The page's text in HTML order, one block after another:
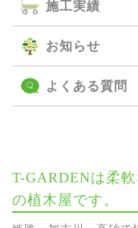
施⼯実績
お知らせ
よくある質問
T-GARDENは柔
の植木屋です。